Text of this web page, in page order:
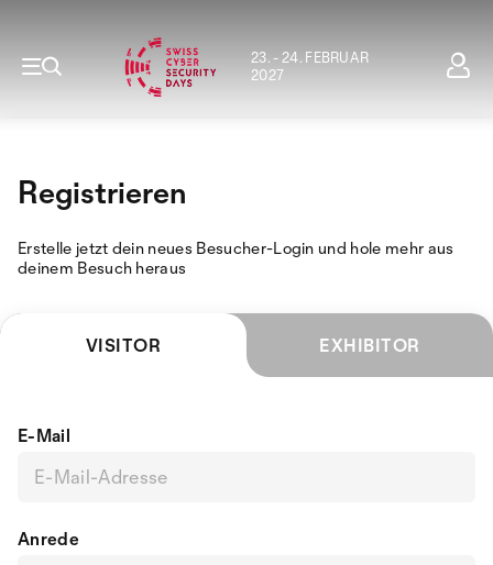
23. - 24. FEBRUAR
2027
Registrieren
Erstelle jetzt dein neues Besucher-Login und hole mehr aus
deinem Besuch heraus
VISITOR EXHIBITOR
E-Mail
Anrede